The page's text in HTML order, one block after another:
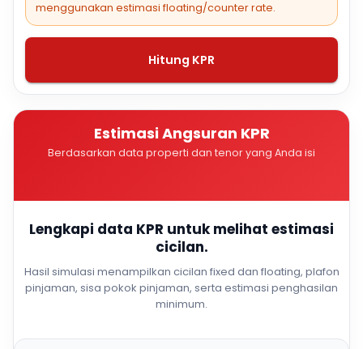
menggunakan estimasi floating/counter rate.
Hitung KPR
Estimasi Angsuran KPR
Berdasarkan data properti dan tenor yang Anda isi
Lengkapi data KPR untuk melihat estimasi
cicilan.
Hasil simulasi menampilkan cicilan fixed dan floating, plafon
pinjaman, sisa pokok pinjaman, serta estimasi penghasilan
minimum.